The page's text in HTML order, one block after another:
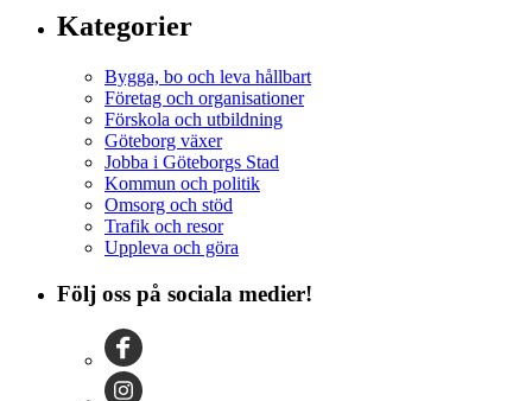
Kategorier
Bygga, bo och leva hållbart
Företag och organisationer
Förskola och utbildning
Göteborg växer
Jobba i Göteborgs Stad
Kommun och politik
Omsorg och stöd
Trafik och resor
Uppleva och göra
Följ oss på sociala medier!